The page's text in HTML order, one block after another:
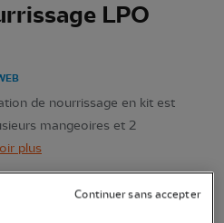
LPO
de nourrissage en kit est
mangeoires et 2
plus
Continuer sans accepter